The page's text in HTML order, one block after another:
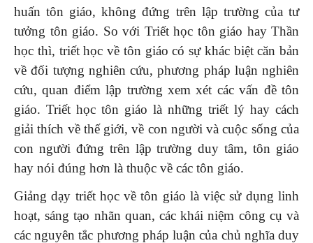
huấn tôn giáo, không đứng trên lập trường của tư
tưởng tôn giáo. So với Triết học tôn giáo hay Thần
học thì, triết học về tôn giáo có sự khác biệt căn bản
về đối tượng nghiên cứu, phương pháp luận nghiên
cứu, quan điểm lập trường xem xét các vấn đề tôn
giáo. Triết học tôn giáo là những triết lý hay cách
giải thích về thế giới, về con người và cuộc sống của
con người đứng trên lập trường duy tâm, tôn giáo
hay nói đúng hơn là thuộc về các tôn giáo.
Giảng dạy triết học về tôn giáo là việc sử dụng linh
hoạt, sáng tạo nhãn quan, các khái niệm công cụ và
các nguyên tắc phương pháp luận của chủ nghĩa duy